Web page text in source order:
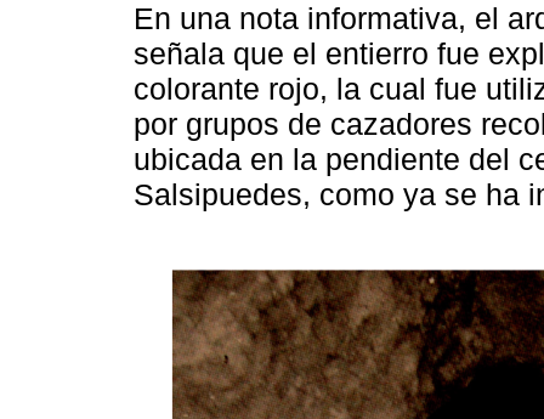
En una nota informativa, el
señala que el entierro fue
colorante rojo, la cual fue
por grupos de cazadores
ubicada en la pendiente del
Salsipuedes, como ya se ha